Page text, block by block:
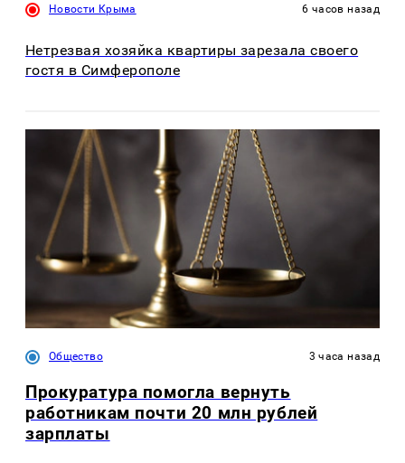
Новости Крыма 6 часов назад
Нетрезвая хозяйка квартиры зарезала своего
гостя в Симферополе
Общество 3 часа назад
Прокуратура помогла вернуть
работникам почти 20 млн рублей
зарплаты